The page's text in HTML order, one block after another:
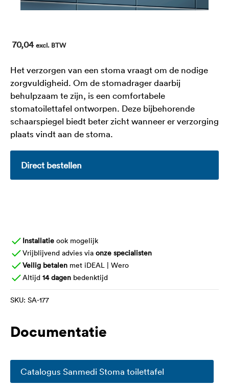
70,04 excl. BTW
Het verzorgen van een stoma vraagt om de nodige
zorgvuldigheid. Om de stomadrager daarbij
behulpzaam te zijn, is een comfortabele
stomatoilettafel ontworpen. Deze bijbehorende
schaarspiegel biedt beter zicht wanneer er verzorging
plaats vindt aan de stoma.
Direct bestellen
Installatie ook mogelijk
Vrijblijvend advies via onze specialisten
Veilig betalen met iDEAL | Wero
Altijd 14 dagen bedenktijd
SKU: SA-177
Documentatie
Catalogus Sanmedi Stoma toilettafel